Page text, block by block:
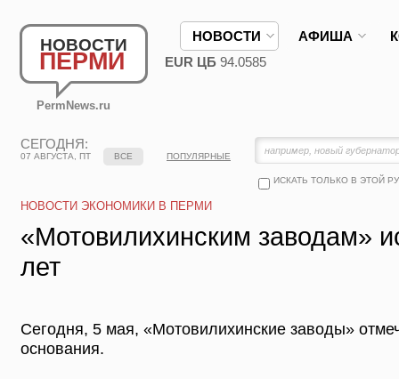
НОВОСТИ
ПЕРМИ
PermNews.ru
НОВОСТИ АФИША
EUR ЦБ 94.0585
СЕГОДНЯ:
07 АВГУСТА, ПТ
ИСКАТЬ ТОЛЬКО В ЭТОЙ
ВСЕ ПОПУЛЯРНЫЕ
НОВОСТИ ЭКОНОМИКИ В ПЕРМИ
«Мотовилихинским заводам»
лет
Сегодня, 5 мая, «Мотовилихинские заводы»
основания.